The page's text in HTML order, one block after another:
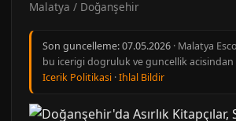
Malatya / Doğanşehir
Son guncelleme:07.05.2026 · Malatya
bu icerigi dogruluk ve guncellik acisindan
Icerik Politikasi ·Ihlal Bildir